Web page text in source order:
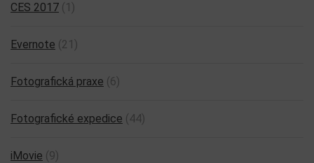
CES 2017 (1)
Evernote (21)
Fotografická praxe (6)
Fotografické expedice (44)
iMovie (9)